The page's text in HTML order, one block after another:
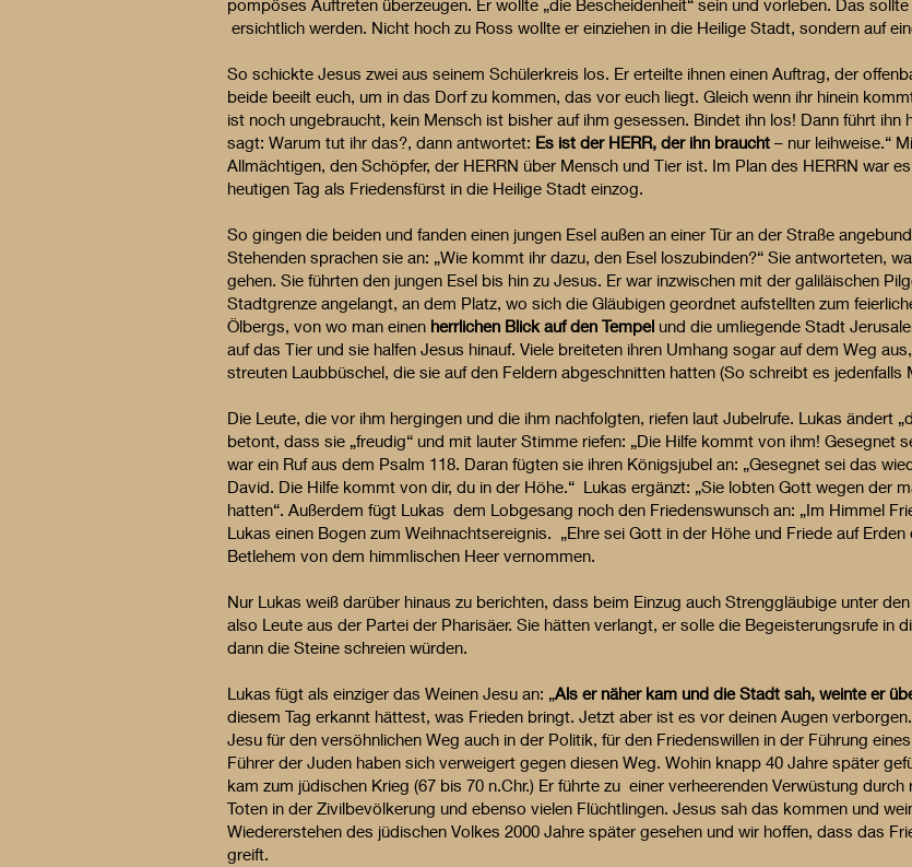
pompöses Auftreten überzeugen. Er wollte „die Bescheidenheit“ sein und vorleben. Das
ersichtlich werden. Nicht hoch zu Ross wollte er einziehen in die Heilige Stadt, sondern auf
So schickte Jesus zwei aus seinem Schülerkreis los. Er erteilte ihnen einen Auftrag, der
beide beeilt euch, um in das Dorf zu kommen, das vor euch liegt. Gleich wenn ihr hinein
ist noch ungebraucht, kein Mensch ist bisher auf ihm gesessen. Bindet ihn los! Dann führt ihn
sagt: Warum tut ihr das?, dann antwortet: Es ist der HERR, der ihn braucht – nur leihweise.“
Allmächtigen, den Schöpfer, der HERRN über Mensch und Tier ist. Im Plan des HERRN war
heutigen Tag als Friedensfürst in die Heilige Stadt einzog.
So gingen die beiden und fanden einen jungen Esel außen an einer Tür an der Straße
Stehenden sprachen sie an: „Wie kommt ihr dazu, den Esel loszubinden?“ Sie antworteten,
gehen. Sie führten den jungen Esel bis hin zu Jesus. Er war inzwischen mit der galiläischen
Stadtgrenze angelangt, an dem Platz, wo sich die Gläubigen geordnet aufstellten zum
Ölbergs, von wo man einen herrlichen Blick auf den Tempel und die umliegende Stadt
auf das Tier und sie halfen Jesus hinauf. Viele breiteten ihren Umhang sogar auf dem Weg
streuten Laubbüschel, die sie auf den Feldern abgeschnitten hatten (So schreibt es jedenfalls
Die Leute, die vor ihm hergingen und die ihm nachfolgten, riefen laut Jubelrufe. Lukas ändert
betont, dass sie „freudig“ und mit lauter Stimme riefen: „Die Hilfe kommt von ihm! Gesegnet
war ein Ruf aus dem Psalm 118. Daran fügten sie ihren Königsjubel an: „Gesegnet sei das
David. Die Hilfe kommt von dir, du in der Höhe.“ Lukas ergänzt: „Sie lobten Gott wegen der
hatten“. Außerdem fügt Lukas dem Lobgesang noch den Friedenswunsch an: „Im Himmel
Lukas einen Bogen zum Weihnachtsereignis. „Ehre sei Gott in der Höhe und Friede auf
Betlehem von dem himmlischen Heer vernommen.
Nur Lukas weiß darüber hinaus zu berichten, dass beim Einzug auch Strenggläubige unter
also Leute aus der Partei der Pharisäer. Sie hätten verlangt, er solle die Begeisterungsrufe in
dann die Steine schreien würden.
Lukas fügt als einziger das Weinen Jesu an: „Als er näher kam und die Stadt sah, weinte er
diesem Tag erkannt hättest, was Frieden bringt. Jetzt aber ist es vor deinen Augen
Jesu für den versöhnlichen Weg auch in der Politik, für den Friedenswillen in der Führung
Führer der Juden haben sich verweigert gegen diesen Weg. Wohin knapp 40 Jahre später
kam zum jüdischen Krieg (67 bis 70 n.Chr.) Er führte zu einer verheerenden Verwüstung
Toten in der Zivilbevölkerung und ebenso vielen Flüchtlingen. Jesus sah das kommen und
Wiedererstehen des jüdischen Volkes 2000 Jahre später gesehen und wir hoffen, dass das
greift.